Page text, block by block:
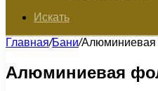
Искать
Главная/Бани/Алюминиевая
Алюминиевая